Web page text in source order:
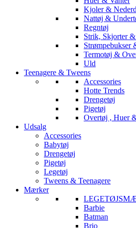
Kjoler &
Nattøj &
Regntøj
Strik, Skjorter &
Strømpebukser
Termotøj &
Uld
Teenagere & Tweens
Accessories
Hotte Trends
Drengetøj
Pigetøj
Overtøj , Huer
Udsalg
Accessories
Babytøj
Drengetøj
Pigetøj
Legetøj
Tweens & Teenagere
Mærker
Barbie
Batman
Brio